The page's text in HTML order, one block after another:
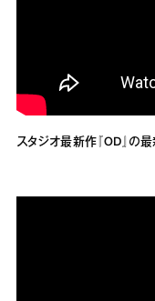
スタジオ最新作『OD』の